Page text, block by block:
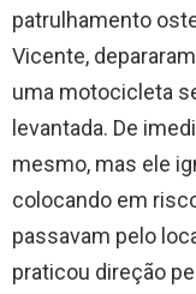
patrulhamento
Vicente,
uma motocicleta
levantada. De
mesmo, mas ele
colocando em
passavam pelo
praticou direção